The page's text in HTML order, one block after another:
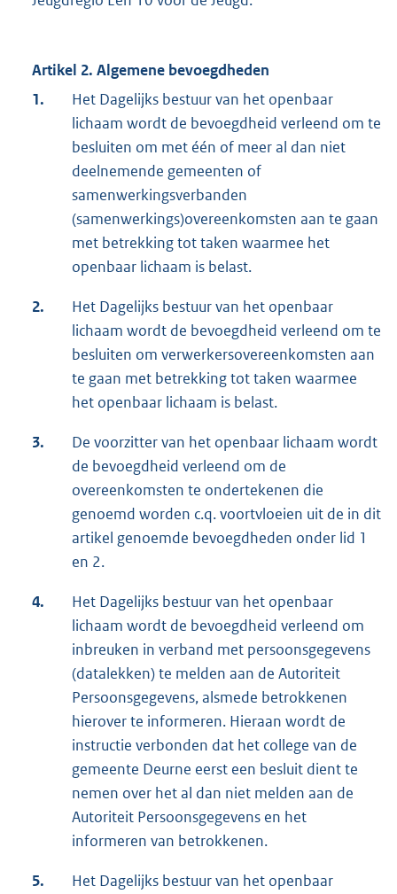
Artikel 2. Algemene bevoegdheden
1.
Het Dagelijks bestuur van het openbaar
lichaam wordt de bevoegdheid verleend om te
besluiten om met één of meer al dan niet
deelnemende gemeenten of
samenwerkingsverbanden
(samenwerkings)overeenkomsten aan te gaan
met betrekking tot taken waarmee het
openbaar lichaam is belast.
2.
Het Dagelijks bestuur van het openbaar
lichaam wordt de bevoegdheid verleend om te
besluiten om verwerkersovereenkomsten aan
te gaan met betrekking tot taken waarmee
het openbaar lichaam is belast.
3.
De voorzitter van het openbaar lichaam wordt
de bevoegdheid verleend om de
overeenkomsten te ondertekenen die
genoemd worden c.q. voortvloeien uit de in dit
artikel genoemde bevoegdheden onder lid 1
en 2.
4.
Het Dagelijks bestuur van het openbaar
lichaam wordt de bevoegdheid verleend om
inbreuken in verband met persoonsgegevens
(datalekken) te melden aan de Autoriteit
Persoonsgegevens, alsmede betrokkenen
hierover te informeren. Hieraan wordt de
instructie verbonden dat het college van de
gemeente Deurne eerst een besluit dient te
nemen over het al dan niet melden aan de
Autoriteit Persoonsgegevens en het
informeren van betrokkenen.
5.
Het Dagelijks bestuur van het openbaar